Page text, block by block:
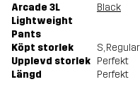
Arcade 3L
Lightweight
Pants
Black
Köpt storlek S, Regular
Upplevd storlek Perfekt
Längd
Perfekt